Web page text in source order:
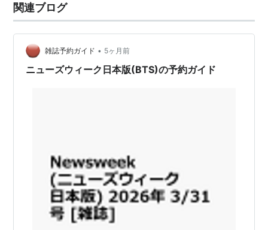
（以下オフィシャルサイトより）
ニュースの裏側にある事実を掘り下げ、その意味を探
り、徹底した報道をする──英語版Newsweekはそんな
編集方針のもとに、1933年に創刊されました。60年代
世界情勢の報道とあわせて、社会や文化のテーマにも
力を入れる姿勢は今も貫かれており、90年代以降は同
性愛者やエイズの問題、近年は環境問題やテクノロジー
関連にも多くのページを割いています。現在、全米で
300万部以上、全世界で400万部近い発行部数をもち、
関連ブログ
雑誌予約ガイド • 5ヶ月前
ニューズウィーク日本版(BTS)の予約ガイド